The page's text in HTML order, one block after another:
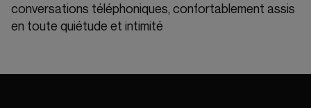
conversations téléphoniques, confortablement assis
en toute quiétude et intimité